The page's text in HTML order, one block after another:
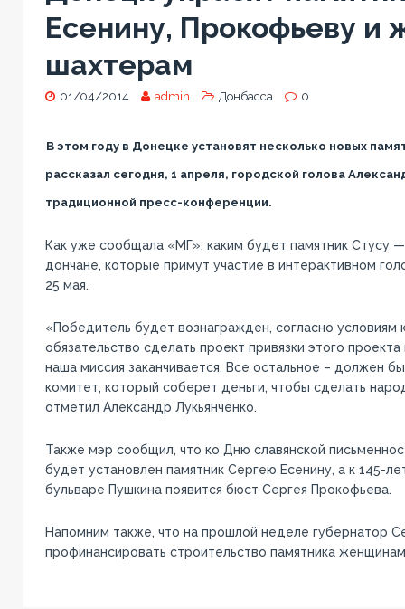
Есенину, Прокофьеву
шахтерам
01/04/2014 admin Донбасса 0
В этом году в Донецке установят несколько новых
рассказал сегодня, 1 апреля, городской голова
традиционной пресс-конференции.
Как уже сообщала «МГ», каким будет памятник Стусу
дончане, которые примут участие в интерактивном
25 мая.
«Победитель будет вознагражден, согласно условиям
обязательство сделать проект привязки этого
наша миссия заканчивается. Все остальное – должен
комитет, который соберет деньги, чтобы сделать
отметил Александр Лукьянченко.
Также мэр сообщил, что ко Дню славянской
будет установлен памятник Сергею Есенину, а к 145-
бульваре Пушкина появится бюст Сергея Прокофьева.
Напомним также, что на прошлой неделе губернатор
профинансировать строительство памятника